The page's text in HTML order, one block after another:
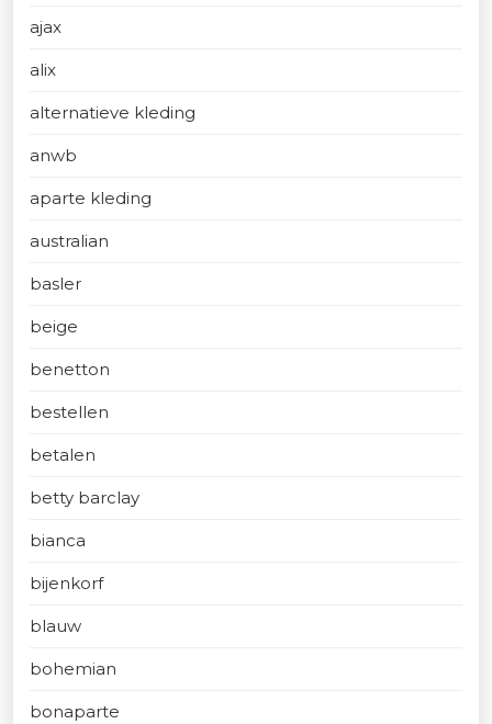
ajax
alix
alternatieve kleding
anwb
aparte kleding
australian
basler
beige
benetton
bestellen
betalen
betty barclay
bianca
bijenkorf
blauw
bohemian
bonaparte